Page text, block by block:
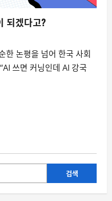
되겠다고?
한 논평을 넘어 한국 사회
쓰면 커닝인데 AI 강국
검색